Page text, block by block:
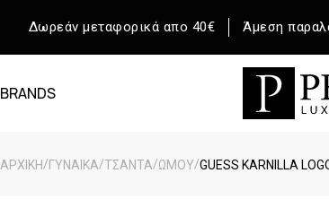
Δωρεάν μεταφορικά απο 40€ Άμεση
BRANDS
ΑΡΧΙΚΉ/ΓΥΝΑΙΚΑ/ΤΣΑΝΤΑ/ΩΜΟΥ/GUESS KARNILLA